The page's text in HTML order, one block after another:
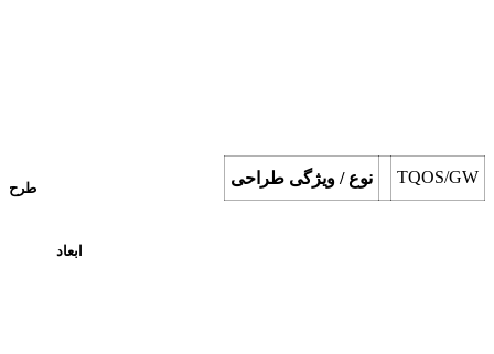
طرح
نوع / ویژگی طراحی TQOS/GW
ابعاد